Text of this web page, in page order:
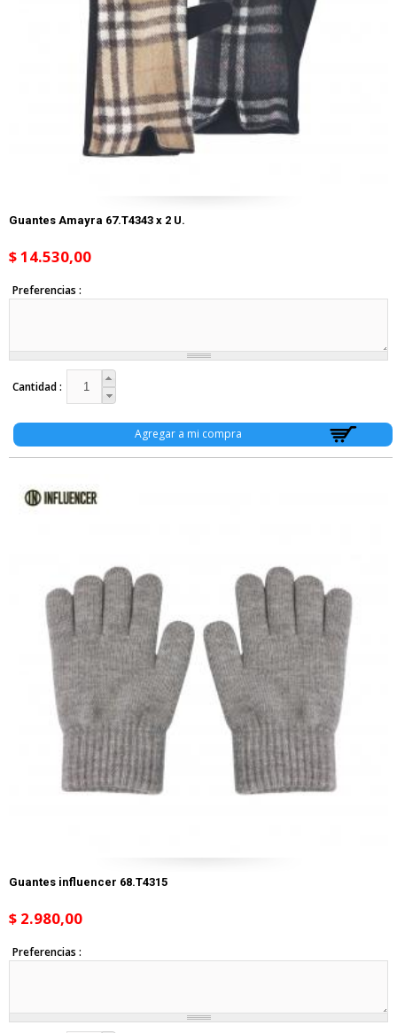
Guantes Amayra 67.T4343 x 2 U.
$ 14.530,00
Preferencias
Cantidad
Guantes influencer 68.T4315
$ 2.980,00
Preferencias